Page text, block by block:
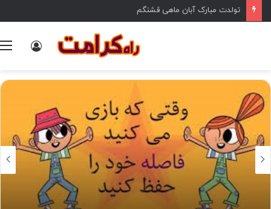
تولدت مبارک آبان ماهی قشنگم